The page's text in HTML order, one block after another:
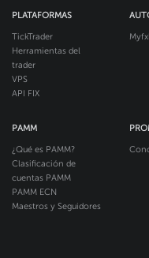
PLATAFORMAS
TickTrader
Herramientas del
trader
VPS
API FIX
PAMM
¿Qué es PAMM?
Clasificación de
cuentas PAMM
PAMM ECN
Maestros y Seguidores